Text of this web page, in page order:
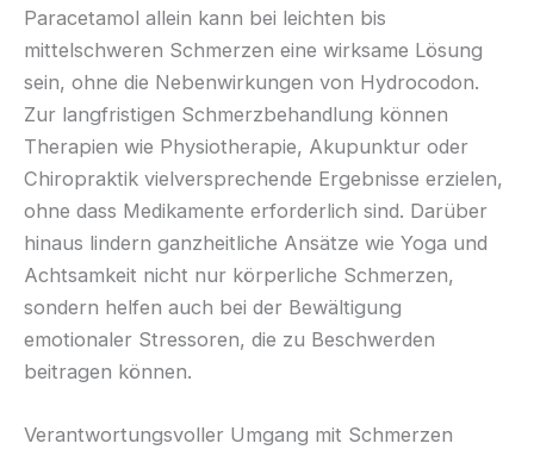
Paracetamol allein kann bei leichten bis
mittelschweren Schmerzen eine wirksame Lösung
sein, ohne die Nebenwirkungen von Hydrocodon.
Zur langfristigen Schmerzbehandlung können
Therapien wie Physiotherapie, Akupunktur oder
Chiropraktik vielversprechende Ergebnisse erzielen,
ohne dass Medikamente erforderlich sind. Darüber
hinaus lindern ganzheitliche Ansätze wie Yoga und
Achtsamkeit nicht nur körperliche Schmerzen,
sondern helfen auch bei der Bewältigung
emotionaler Stressoren, die zu Beschwerden
beitragen können.
Verantwortungsvoller Umgang mit Schmerzen